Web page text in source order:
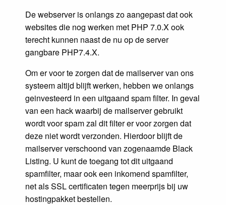
De webserver is onlangs zo aangepast dat ook
websites die nog werken met PHP 7.0.X ook
terecht kunnen naast de nu op de server
gangbare PHP7.4.X.
Om er voor te zorgen dat de mailserver van ons
systeem altijd blijft werken, hebben we onlangs
geinvesteerd in een uitgaand spam filter. In geval
van een hack waarbij de mailserver gebruikt
wordt voor spam zal dit filter er voor zorgen dat
deze niet wordt verzonden. Hierdoor blijft de
mailserver verschoond van zogenaamde Black
Listing. U kunt de toegang tot dit uitgaand
spamfilter, maar ook een inkomend spamfilter,
net als SSL certificaten tegen meerprijs bij uw
hostingpakket bestellen.